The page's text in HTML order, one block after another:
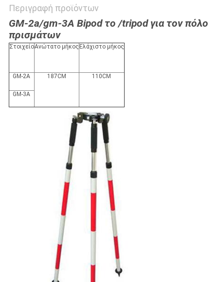
Περιγραφή προϊόντων
GM-2a/gm-3A Bipod το /tripod για τον πόλο
πρισμάτων
ΣτοιχείοΑνώτατο μήκος Ελάχιστο μήκος
GM-2A 187CM 110CM
GM-3A